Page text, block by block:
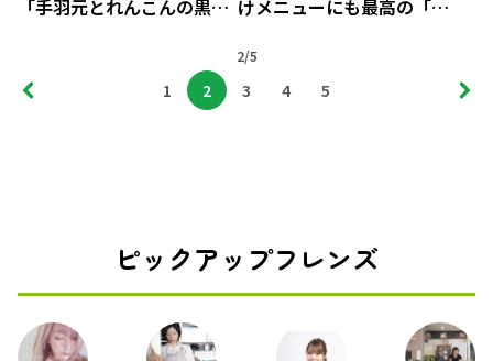
「手羽元とれんこんの黒酢 けメニューにも最高の「あ
2/5
1 2 3 4 5
ピックアップフレンズ